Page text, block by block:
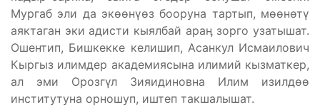
Мургаб эли да экөөнүөз бооруна тартып, мөөнөтү
аяктаган эки адисти кыялбай араӊ зорго узатышат.
Ошентип, Бишкекке келишип, Асанкул Исмаилович
Кыргыз илимдер академиясына илимий кызматкер,
ал эми Орозгүл Зияидиновна Илим изилдөө
институтуна орношуп, иштеп такшалышат.